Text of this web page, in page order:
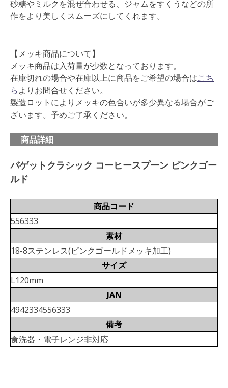
砂糖やミルクを混ぜ合わせる、ジャムをすくうなどの所
作をより美しくスムーズにしてくれます。
【メッキ商品について】
メッキ商品は入荷量が少数となっております。
在庫切れの場合や在庫以上に商品をご希望の場合はこち
らよりお問合せください。
製造ロットによりメッキの色合いが多少異なる場合がご
ざいます。予めご了承ください。
商品詳細
バゲットクラシック コーヒースプーン ピンクゴー
ルド
商品コード
556333
素材
18-8ステンレス(ピンクゴールドメッキ加工)
サイズ
L120mm
JAN
4942334556333
備考
食洗器・電子レンジ非対応